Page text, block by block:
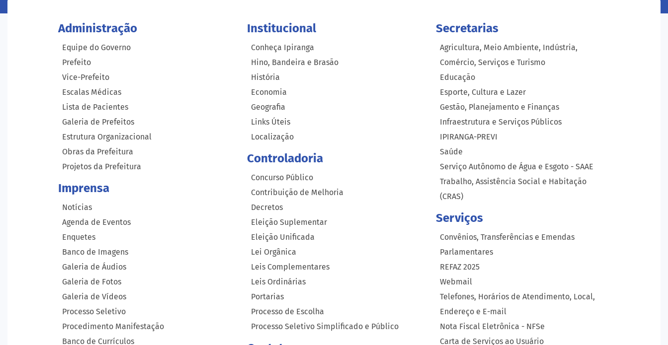
Administração
Equipe do Governo
Prefeito
Vice-Prefeito
Escalas Médicas
Lista de Pacientes
Galeria de Prefeitos
Estrutura Organizacional
Obras da Prefeitura
Projetos da Prefeitura
Imprensa
Notícias
Agenda de Eventos
Enquetes
Banco de Imagens
Galeria de Áudios
Galeria de Fotos
Galeria de Vídeos
Processo Seletivo
Procedimento Manifestação
Banco de Currículos
Institucional
Conheça Ipiranga
Hino, Bandeira e Brasão
História
Economia
Geografia
Links Úteis
Localização
Controladoria
Concurso Público
Contribuição de Melhoria
Decretos
Eleição Suplementar
Eleição Unificada
Lei Orgânica
Leis Complementares
Leis Ordinárias
Portarias
Processo de Escolha
Processo Seletivo Simplificado e Público
Secretarias
Agricultura, Meio Ambiente, Indústria,
Comércio, Serviços e Turismo
Educação
Esporte, Cultura e Lazer
Gestão, Planejamento e Finanças
Infraestrutura e Serviços Públicos
IPIRANGA-PREVI
Saúde
Serviço Autônomo de Água e Esgoto - SAAE
Trabalho, Assistência Social e Habitação
(CRAS)
Serviços
Convênios, Transferências e Emendas
Parlamentares
REFAZ 2025
Webmail
Telefones, Horários de Atendimento, Local,
Endereço e E-mail
Nota Fiscal Eletrônica - NFSe
Carta de Serviços ao Usuário